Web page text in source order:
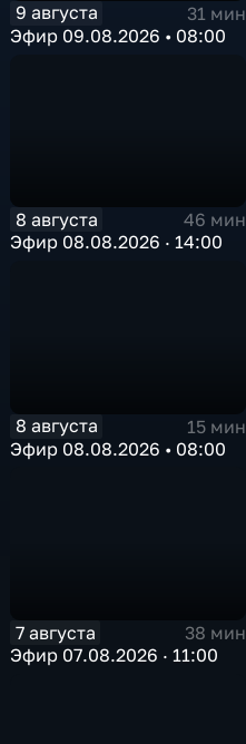
9 августа
31 мин
Эфир 09.08.2026 • 08:00
8 августа
46 мин
Эфир 08.08.2026 · 14:00
8 августа
15 мин
Эфир 08.08.2026 • 08:00
7 августа
38 мин
Эфир 07.08.2026 · 11:00